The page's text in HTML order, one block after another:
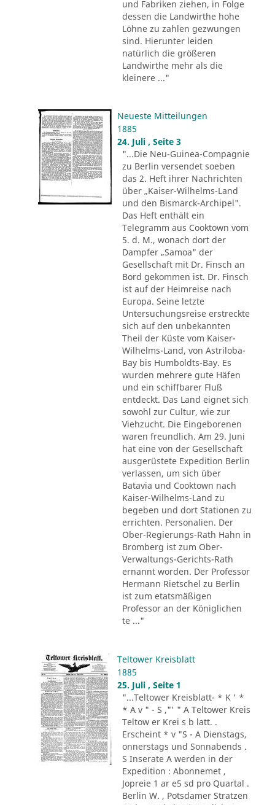
und Fabriken ziehen, in Folge
dessen die Landwirthe hohe
Löhne zu zahlen gezwungen
sind. Hierunter leiden
natürlich die größeren
Landwirthe mehr als die
kleinere ..."
Neueste Mitteilungen
1885
24. Juli , Seite 3
"...Die Neu-Guinea-Compagnie
zu Berlin versendet soeben
das 2. Heft ihrer Nachrichten
über „Kaiser-Wilhelms-Land
und den Bismarck-Archipel".
Das Heft enthält ein
Telegramm aus Cooktown vom
5. d. M., wonach dort der
Dampfer „Samoa" der
Gesellschaft mit Dr. Finsch an
Bord gekommen ist. Dr. Finsch
ist auf der Heimreise nach
Europa. Seine letzte
Untersuchungsreise erstreckte
sich auf den unbekannten
Theil der Küste vom Kaiser-
Wilhelms-Land, von Astriloba-
Bay bis Humboldts-Bay. Es
wurden mehrere gute Häfen
und ein schiffbarer Fluß
entdeckt. Das Land eignet sich
sowohl zur Cultur, wie zur
Viehzucht. Die Eingeborenen
waren freundlich. Am 29. Juni
hat eine von der Gesellschaft
ausgerüstete Expedition Berlin
verlassen, um sich über
Batavia und Cooktown nach
Kaiser-Wilhelms-Land zu
begeben und dort Stationen zu
errichten. Personalien. Der
Ober-Regierungs-Rath Hahn in
Bromberg ist zum Ober-
Verwaltungs-Gerichts-Rath
ernannt worden. Der Professor
Hermann Rietschel zu Berlin
ist zum etatsmäßigen
Professor an der Königlichen
te ..."
Teltower Kreisblatt
1885
25. Juli , Seite 1
"...Teltower Kreisblatt- * K ' *
* A v " - S ,"' " A Teltower Kreis
Teltow er Krei s b latt. .
Erscheint * v "S - A Dienstags,
onnerstags und Sonnabends .
S Inserate A werden in der
Expedition : Abonnemet ,
Jopreie 1 ar e5 sd pro Quartal .
Berlin W. , Potsdamer Stratzen